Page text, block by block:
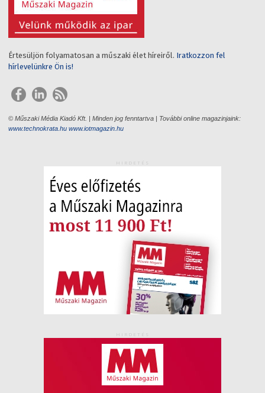
Értesüljön folyamatosan a műszaki élet híreiről. Iratkozzon fel
hírlevelünkre Ön is!
© Műszaki Média Kiadó Kft. | Minden jog fenntartva | További online magazinjaink:
www.technokrata.hu www.iotmagazin.hu
HIRDETÉS
HIRDETÉS